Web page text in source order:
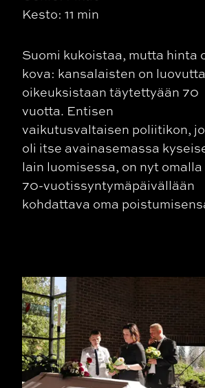
Kesto: 11 min
Suomi kukoistaa, mutta hinta
kova: kansalaisten on
oikeuksistaan täytettyään 70
vuotta. Entisen
vaikutusvaltaisen poliitikon,
oli itse avainasemassa
lain luomisessa, on nyt omalla
70-vuotissyntymäpäivällään
kohdattava oma